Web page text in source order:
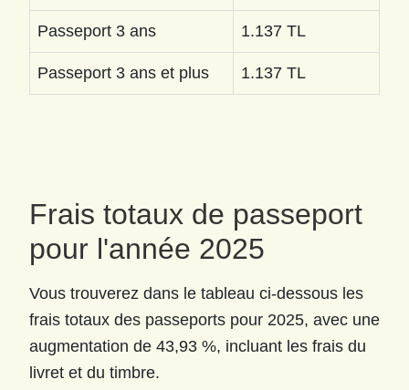
Passeport 3 ans 1.137 TL
Passeport 3 ans et plus 1.137 TL
Frais totaux de passeport
pour l'année 2025
Vous trouverez dans le tableau ci-dessous les
frais totaux des passeports pour 2025, avec une
augmentation de 43,93 %, incluant les frais du
livret et du timbre.